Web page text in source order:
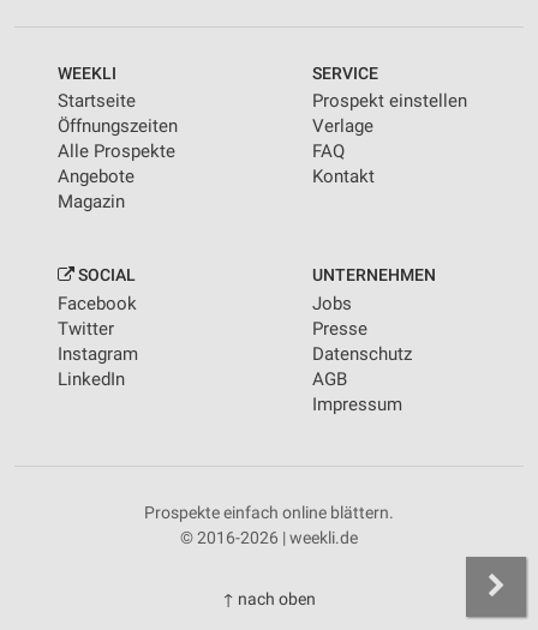
WEEKLI
Startseite
Öffnungszeiten
Alle Prospekte
Angebote
Magazin
SERVICE
Prospekt einstellen
Verlage
FAQ
Kontakt
SOCIAL
Facebook
Twitter
Instagram
LinkedIn
UNTERNEHMEN
Jobs
Presse
Datenschutz
AGB
Impressum
Prospekte einfach online blättern.
© 2016-2026 | weekli.de
↑ nach oben